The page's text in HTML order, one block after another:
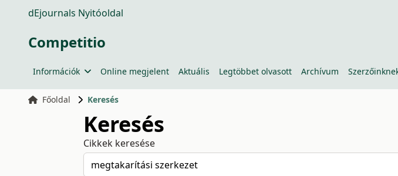
dEjournals Nyitóoldal
Competitio
Információk Online megjelent Aktuális Legtöbbet olvasott Archívum
Főoldal Keresés
Keresés
Cikkek keresése